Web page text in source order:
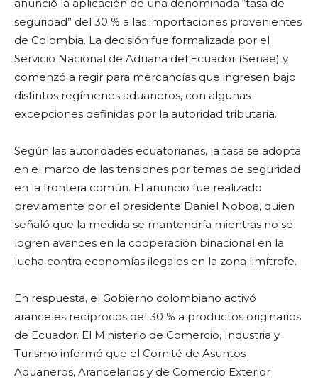
anunció la aplicación de una denominada “tasa de
seguridad” del 30 % a las importaciones provenientes
de Colombia. La decisión fue formalizada por el
Servicio Nacional de Aduana del Ecuador (Senae) y
comenzó a regir para mercancías que ingresen bajo
distintos regímenes aduaneros, con algunas
excepciones definidas por la autoridad tributaria.
Según las autoridades ecuatorianas, la tasa se adopta
en el marco de las tensiones por temas de seguridad
en la frontera común. El anuncio fue realizado
previamente por el presidente Daniel Noboa, quien
señaló que la medida se mantendría mientras no se
logren avances en la cooperación binacional en la
lucha contra economías ilegales en la zona limítrofe.
En respuesta, el Gobierno colombiano activó
aranceles recíprocos del 30 % a productos originarios
de Ecuador. El Ministerio de Comercio, Industria y
Turismo informó que el Comité de Asuntos
Aduaneros, Arancelarios y de Comercio Exterior